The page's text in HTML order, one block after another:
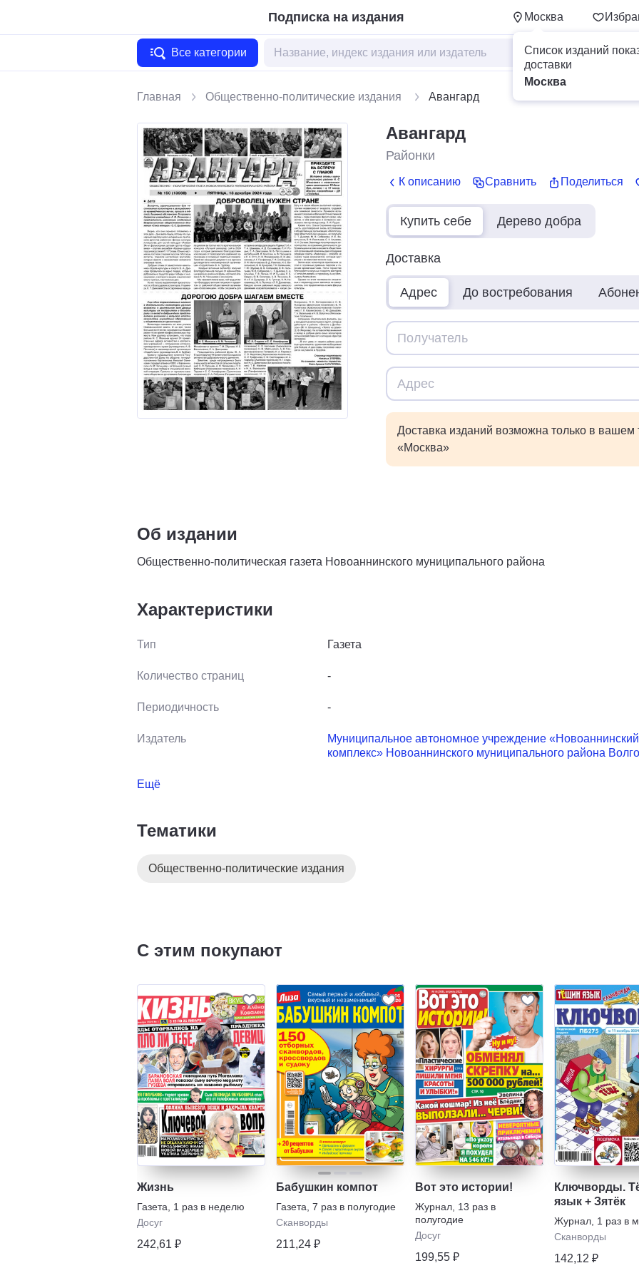
Подписка на издания Москва
Список изданий
доставки
Москва
Все категории
Главная Общественно-политические издания Авангард
Авангард
Районки
К описанию Сравнить Поделиться
Купить себе Дерево добра
Доставка
Адрес До востребования
Доставка изданий возможна только в вашем
«Москва»
Об издании
Общественно-политическая газета Новоаннинского муниципального района
Характеристики
Тип Газета
Количество страниц -
Периодичность -
Издатель
Муниципальное автономное учреждение «Новоаннинский
комплекс» Новоаннинского муниципального района
Ещё
Тематики
Общественно-политические издания
С этим покупают
Жизнь
Газета
1 раз в неделю
Досуг
242,61 ₽
Бабушкин компот
Газета 7 раз в полугодие
Сканворды
211,24 ₽
Вот это истории!
Журнал 13 раз в
полугодие
Досуг
199,55 ₽
Ключворды.
язык + Зятёк
Журнал 1 раз в
Сканворды
142,12 ₽